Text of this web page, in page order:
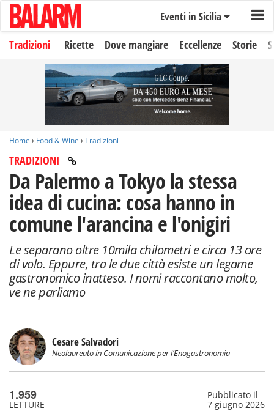
Eventi in Sicilia
Tradizioni Ricette Dove mangiare Eccellenze Storie
Home › Food & Wine › Tradizioni
TRADIZIONI
Da Palermo a Tokyo la stessa
idea di cucina: cosa hanno in
comune l'arancina e l'onigiri
Le separano oltre 10mila chilometri e circa 13 ore
di volo. Eppure, tra le due città esiste un legame
gastronomico inatteso. I nomi raccontano molto,
ve ne parliamo
Cesare Salvadori
Neolaureato in Comunicazione per l’Enogastronomia
1.959
LETTURE
Pubblicato il
7 giugno 2026